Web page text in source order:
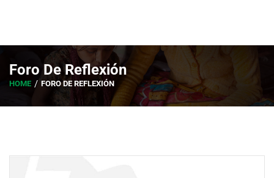
Foro De Reflexión
HOME FORO DE REFLEXIÓN